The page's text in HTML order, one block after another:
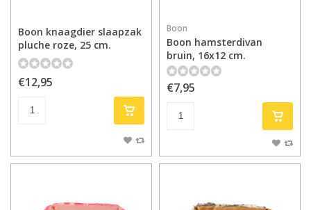
Boon knaagdier slaapzak
pluche roze, 25 cm.
€12,95
Boon
Boon hamsterdivan
bruin, 16x12 cm.
€7,95